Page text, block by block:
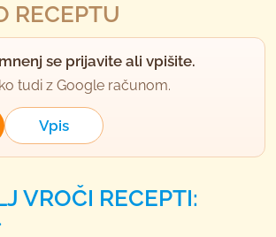
RECEPTU
se prijavite ali vpišite.
tudi z Google računom.
Vpis
VROČI RECEPTI: